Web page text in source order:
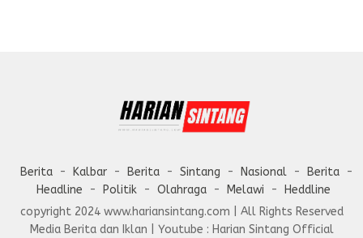
Berita Kalbar Berita Sintang Nasional
Berita
Headline
Politik Olahraga Melawi
Heddline
copyright 2024 www.hariansintang.com | All Rights Reserved
Media Berita dan Iklan | Youtube : Harian Sintang Official